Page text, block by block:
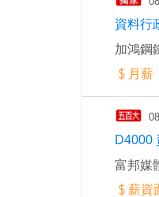
資料行
加鴻鋼
月
D4000
富邦媒
薪資